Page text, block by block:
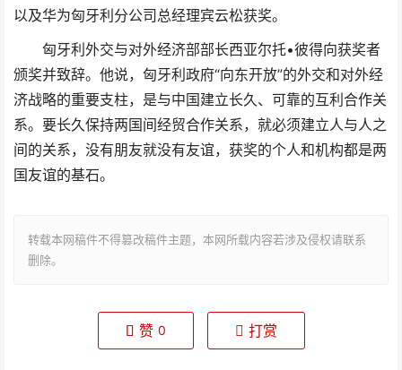
以及华为匈牙利分公司总经理宾云松获奖。
匈牙利外交与对外经济部部长西亚尔托•彼得向获奖者
颁奖并致辞。他说，匈牙利政府“向东开放”的外交和对外经
济战略的重要支柱，是与中国建立长久、可靠的互利合作关
系。要长久保持两国间经贸合作关系，就必须建立人与人之
间的关系，没有朋友就没有友谊，获奖的个人和机构都是两
国友谊的基石。
转载本网稿件不得篡改稿件主题，本网所载内容若涉及侵权请联系
删除。
发
赞 0 打赏